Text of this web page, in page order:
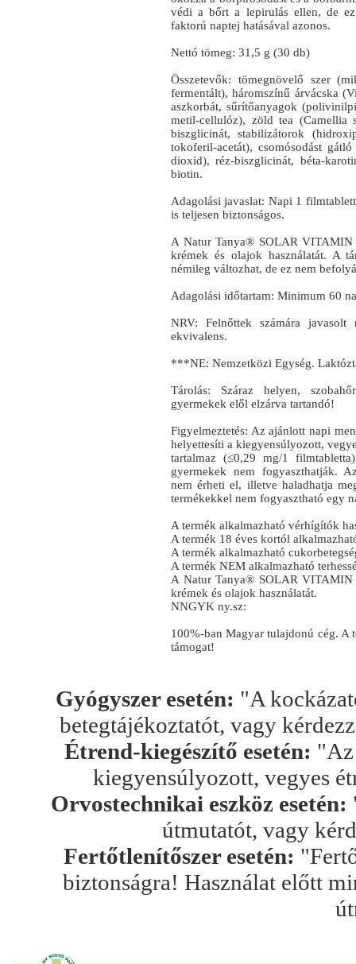
védi a bőrt a lepirulás ellen, de
faktorú naptej hatásával azonos.
Nettó tömeg: 31,5 g (30 db)
Összetevők: tömegnövelő szer
fermentált), háromszínű árvácska
aszkorbát, sűrítőanyagok
metil-cellulóz), zöld tea
biszglicinát, stabilizátorok
tokoferil-acetát), csomósodást
dioxid), réz-biszglicinát, béta-
biotin.
Adagolási javaslat: Napi 1
is teljesen biztonságos.
A Natur Tanya® SOLAR
krémek és olajok használatát. A
némileg változhat, de ez nem
Adagolási időtartam: Minimum 60
NRV: Felnőttek számára
ekvivalens.
***NE: Nemzetközi Egység.
Tárolás: Száraz helyen,
gyermekek elől elzárva tartandó!
Figyelmeztetés: Az ajánlott napi
helyettesíti a kiegyensúlyozott,
tartalmaz (≤0,29 mg/1
gyermekek nem fogyaszthatják.
nem érheti el, illetve haladhatja
termékekkel nem fogyasztható egy
A termék alkalmazható vérhígítók
A termék 18 éves kortól
A termék alkalmazható
A termék NEM alkalmazható
A Natur Tanya® SOLAR
krémek és olajok használatát.
NNGYK ny.sz:
100%-ban Magyar tulajdonú cég. A
támogat!
Gyógyszer esetén: "A
betegtájékoztatót, vagy
Étrend-kiegészítő esetén: "Az
kiegyensúlyozott, vegyes
Orvostechnikai eszköz esetén:
útmutatót, vagy
Fertőtlenítőszer esetén:
biztonságra! Használat előtt